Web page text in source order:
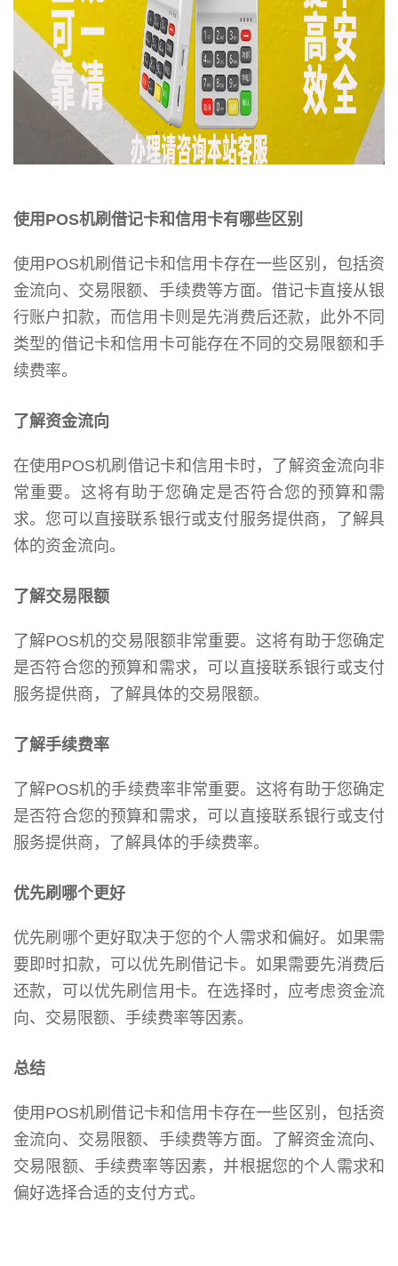
使用POS机刷借记卡和信用卡有哪些区别
使用POS机刷借记卡和信用卡存在一些区别，包括资
金流向、交易限额、手续费等方面。借记卡直接从银
行账户扣款，而信用卡则是先消费后还款，此外不同
类型的借记卡和信用卡可能存在不同的交易限额和手
续费率。
了解资金流向
在使用POS机刷借记卡和信用卡时，了解资金流向非
常重要。这将有助于您确定是否符合您的预算和需
求。您可以直接联系银行或支付服务提供商，了解具
体的资金流向。
了解交易限额
了解POS机的交易限额非常重要。这将有助于您确定
是否符合您的预算和需求，可以直接联系银行或支付
服务提供商，了解具体的交易限额。
了解手续费率
了解POS机的手续费率非常重要。这将有助于您确定
是否符合您的预算和需求，可以直接联系银行或支付
服务提供商，了解具体的手续费率。
优先刷哪个更好
优先刷哪个更好取决于您的个人需求和偏好。如果需
要即时扣款，可以优先刷借记卡。如果需要先消费后
还款，可以优先刷信用卡。在选择时，应考虑资金流
向、交易限额、手续费率等因素。
总结
使用POS机刷借记卡和信用卡存在一些区别，包括资
金流向、交易限额、手续费等方面。了解资金流向、
交易限额、手续费率等因素，并根据您的个人需求和
偏好选择合适的支付方式。